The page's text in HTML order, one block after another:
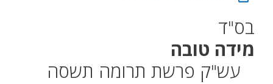
בס"ד
מידה טובה
עש"ק פרשת תרומה תשסה